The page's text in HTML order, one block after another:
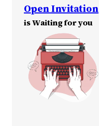
Open Invitation
is Waiting for you